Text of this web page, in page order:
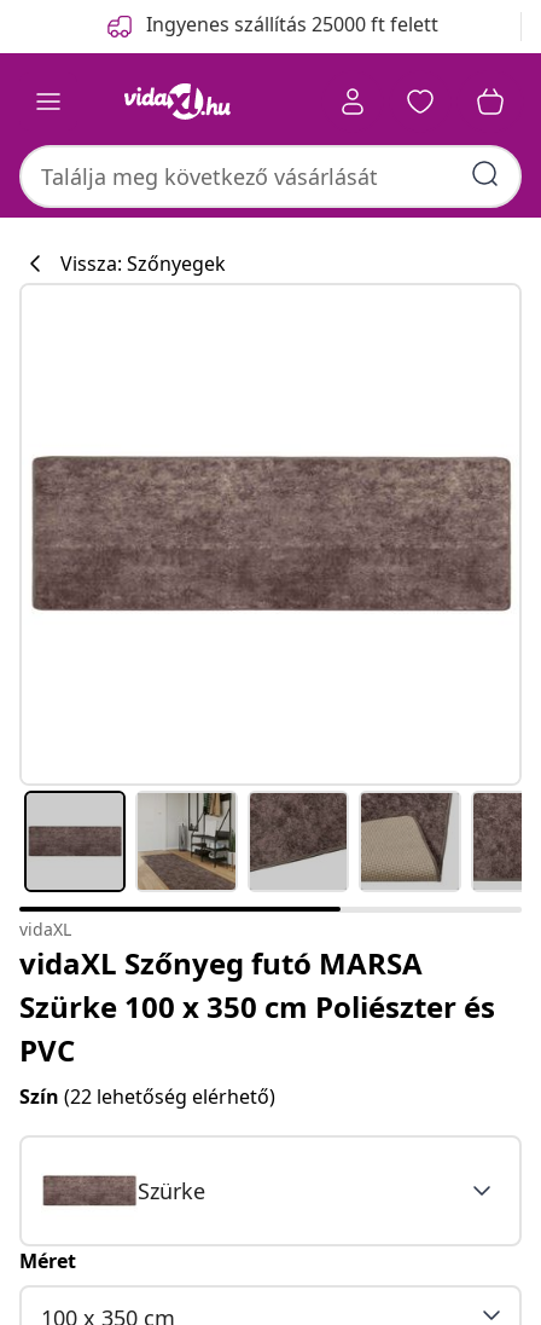
Ingyenes szállítás 25000 ft felett
Vissza: Szőnyegek
vidaXL
vidaXL Szőnyeg futó MARSA
Szürke 100 x 350 cm Poliészter és
PVC
Szín (22 lehetőség elérhető)
Szürke
Méret
100 x 350 cm